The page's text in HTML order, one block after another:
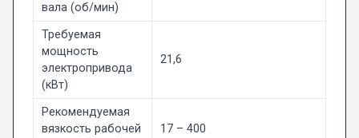
вала (об/мин)
Требуемая
мощность
электропривода
(кВт)
21,6
Рекомендуемая
вязкость рабочей
17 – 400